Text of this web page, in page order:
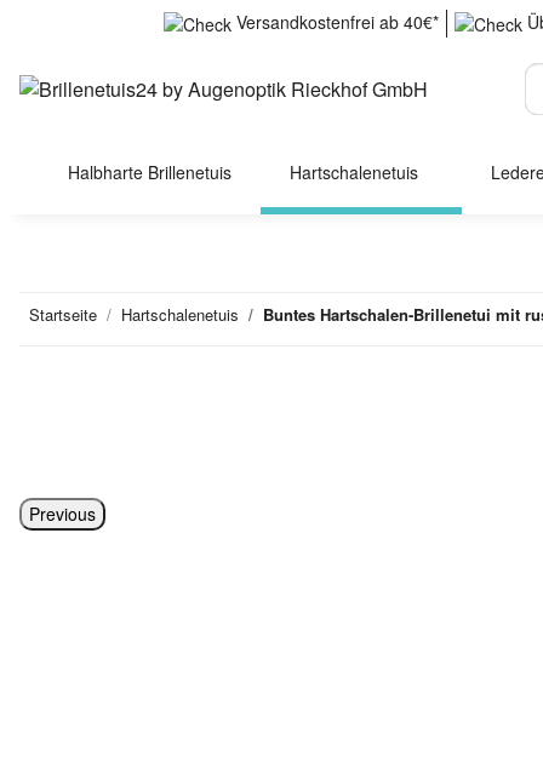
Versandkostenfrei ab 40€*
Halbharte Brillenetuis Hartschalenetuis
Startseite Hartschalenetuis Buntes Hartschalen-Brillenetui mit
Previous